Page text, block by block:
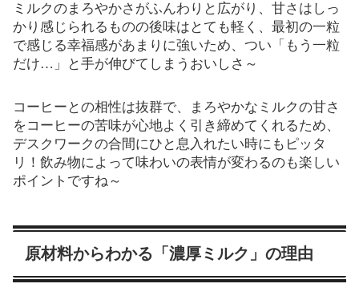
ミルクのまろやかさがふんわりと広がり、甘さはしっ
かり感じられるものの後味はとても軽く、最初の一粒
で感じる幸福感があまりに強いため、つい「もう一粒
だけ…」と手が伸びてしまうおいしさ～
コーヒーとの相性は抜群で、まろやかなミルクの甘さ
をコーヒーの苦味が心地よく引き締めてくれるため、
デスクワークの合間にひと息入れたい時にもピッタ
リ！飲み物によって味わいの表情が変わるのも楽しい
ポイントですね～
原材料からわかる「濃厚ミルク」の理由